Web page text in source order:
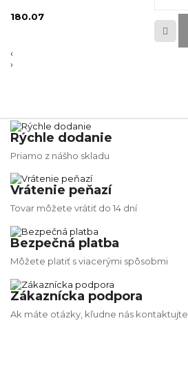
180.07
‹
›
Rýchle dodanie
Priamo z nášho skladu
Vrátenie peňazí
Tovar môžete vrátiť do 14 dní
Bezpečná platba
Môžete platiť s viacerými spôsobmi
Zákaznícka podpora
Ak máte otázky, kľudne nás kontaktujte